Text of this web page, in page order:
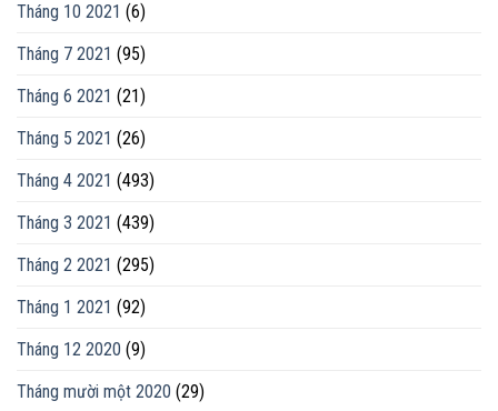
Tháng 10 2021 (6)
Tháng 7 2021 (95)
Tháng 6 2021 (21)
Tháng 5 2021 (26)
Tháng 4 2021 (493)
Tháng 3 2021 (439)
Tháng 2 2021 (295)
Tháng 1 2021 (92)
Tháng 12 2020 (9)
Tháng mười một 2020 (29)